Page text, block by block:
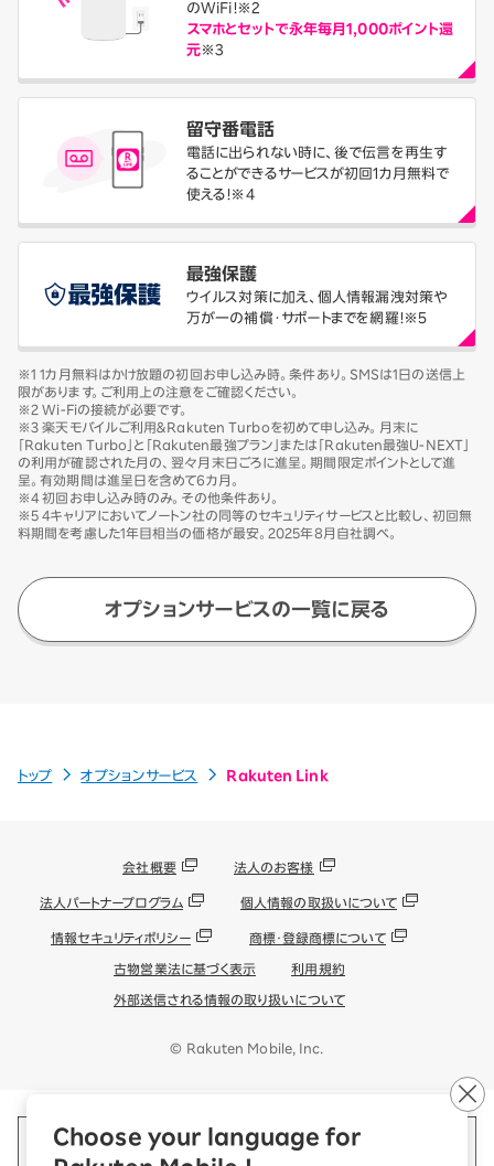
Choose your language for
のWiFi！ ※2
スマホとセットで永年毎月1,000ポイント還
元※3
留守番電話
電話に出られない時に、後で伝言を再生す
ることができるサービスが初回1カ月無料で
使える！※4
最強保護
ウイルス対策に加え、個人情報漏洩対策や
万が一の補償・サポートまでを網羅！※5
※1 1カ月無料はかけ放題の初回お申し込み時。条件あり。SMSは1日の送信上
限があります。ご利用上の注意をご確認ください。
※2 Wi-Fiの接続が必要です。
※3 楽天モバイルご利用＆Rakuten Turboを初めて申し込み。月末に
「Rakuten Turbo」と「Rakuten最強プラン」または「Rakuten最強U-NEXT」
の利用が確認された月の、翌々月末日ごろに進呈。期間限定ポイントとして進
呈。有効期間は進呈日を含めて6カ月。
※4 初回お申し込み時のみ。その他条件あり。
※5 4キャリアにおいてノートン社の同等のセキュリティサービスと比較し、初回無
料期間を考慮した1年目相当の価格が最安。2025年8月自社調べ。
オプションサービスの一覧に戻る
トップ オプションサービス Rakuten Link
会社概要 法人のお客様
法人パートナープログラム 個人情報の取扱いについて
情報セキュリティポリシー 商標・登録商標について
古物営業法に基づく表示 利用規約
外部送信される情報の取り扱いについて
© Rakuten Mobile, Inc.